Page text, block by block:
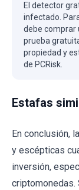
El detector
infectado.
debe comprar
prueba
propiedad y
de PCRisk.
Estafas
En conclusión,
y escépticas
inversión,
criptomonedas.